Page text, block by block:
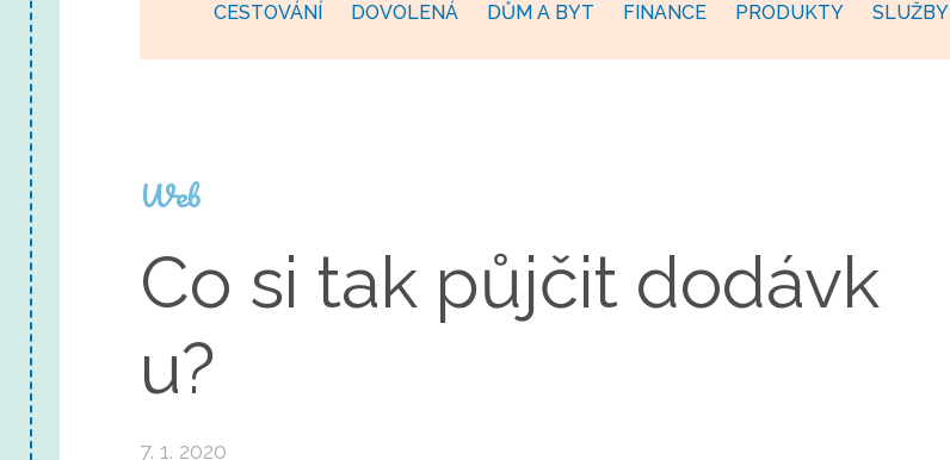
CESTOVÁNÍ DOVOLENÁ DŮM A BYT FINANCE PRODUKTY SLUŽBY
Web
Co si tak půjčit dodávk
u?
7. 1. 2020